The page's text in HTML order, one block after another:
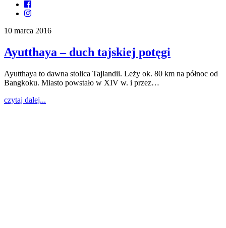
10 marca 2016
Ayutthaya – duch tajskiej potęgi
Ayutthaya to dawna stolica Tajlandii. Leży ok. 80 km na północ od
Bangkoku. Miasto powstało w XIV w. i przez…
czytaj dalej...